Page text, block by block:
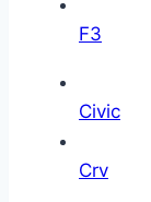
F3
Civic
Crv